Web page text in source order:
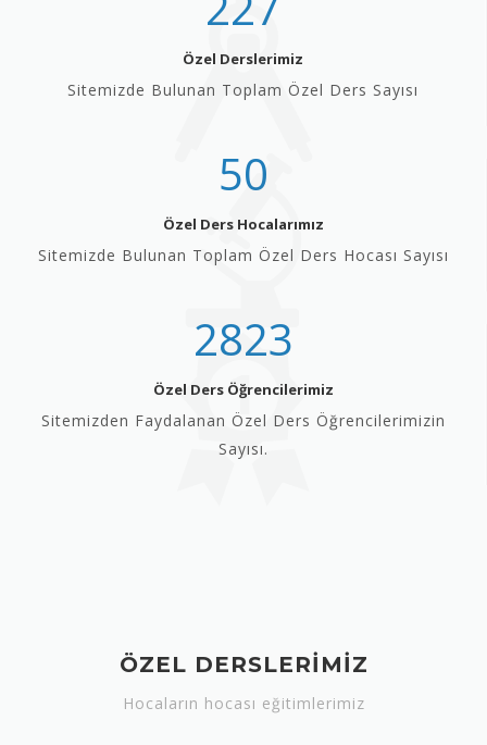
Özel Derslerimiz
Sitemizde Bulunan Toplam Özel Ders Sayısı
50
Özel Ders Hocalarımız
Sitemizde Bulunan Toplam Özel Ders Hocası Sayısı
2823
Özel Ders Öğrencilerimiz
Sitemizden Faydalanan Özel Ders Öğrencilerimizin
Sayısı.
ÖZEL DERSLERİMİZ
Hocaların hocası eğitimlerimiz